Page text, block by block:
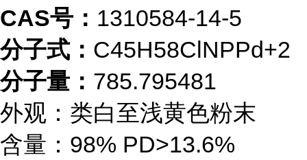
CAS号： 1310584-14-5
分子式： C45H58ClNPPd+2
分子量： 785.795481
外观：类白至浅黄色粉末
含量：98% PD>13.6%